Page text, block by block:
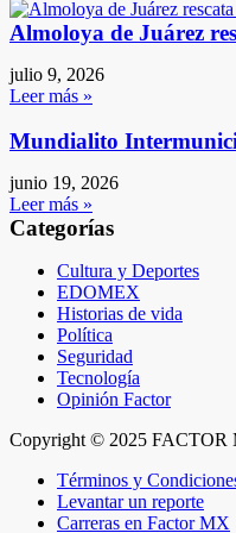
Almoloya de Juárez
julio 9, 2026
Leer más »
Mundialito
junio 19, 2026
Leer más »
Categorías
Cultura y Deportes
EDOMEX
Historias de vida
Política
Seguridad
Tecnología
Opinión Factor
Copyright © 2025 FACTOR
Términos y
Levantar un reporte
Carreras en Factor MX